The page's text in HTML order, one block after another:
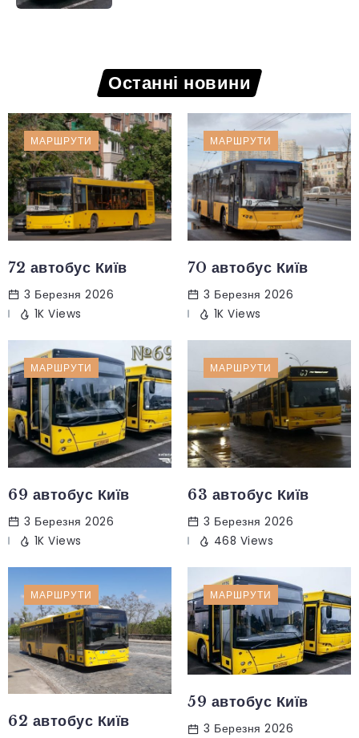
Останні новини
МАРШРУТИ
72 автобус Київ
3 Березня 2026
1K Views
МАРШРУТИ
70 автобус Київ
3 Березня 2026
1K Views
МАРШРУТИ
69 автобус Київ
3 Березня 2026
1K Views
МАРШРУТИ
63 автобус Київ
3 Березня 2026
468 Views
МАРШРУТИ
62 автобус Київ
МАРШРУТИ
59 автобус Київ
3 Березня 2026